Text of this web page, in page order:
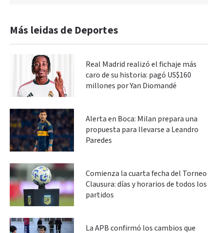
Más leidas de Deportes
Real Madrid realizó el fichaje más
caro de su historia: pagó US$160
millones por Yan Diomandé
Alerta en Boca: Milan prepara una
propuesta para llevarse a Leandro
Paredes
Comienza la cuarta fecha del Torneo
Clausura: días y horarios de todos los
partidos
La APB confirmó los cambios que